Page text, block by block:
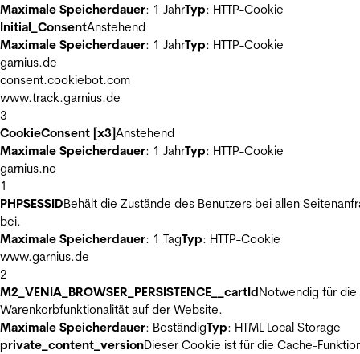
Maximale Speicherdauer: 1 JahrTyp: HTTP-Cookie
Initial_ConsentAnstehend
Maximale Speicherdauer: 1 JahrTyp: HTTP-Cookie
garnius.de
consent.cookiebot.com
www.track.garnius.de
3
CookieConsent [x3]Anstehend
Maximale Speicherdauer: 1 JahrTyp: HTTP-Cookie
garnius.no
1
PHPSESSIDBehält die Zustände des Benutzers bei allen
bei.
Maximale Speicherdauer: 1 TagTyp: HTTP-Cookie
www.garnius.de
2
M2_VENIA_BROWSER_PERSISTENCE__cartIdNotwendig für die
Warenkorbfunktionalität auf der Website.
Maximale Speicherdauer: BeständigTyp: HTML Local Storage
private_content_versionDieser Cookie ist für die Cache-